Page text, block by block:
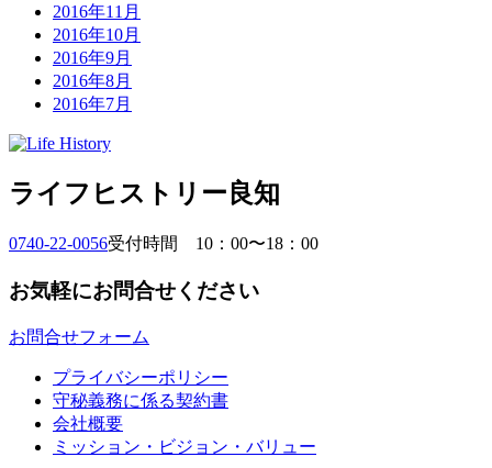
2016年11月
2016年10月
2016年9月
2016年8月
2016年7月
ライフヒストリー良知
0740-22-0056受付時間 10：00〜18：00
お気軽にお問合せください
お問合せフォーム
プライバシーポリシー
守秘義務に係る契約書
会社概要
ミッション・ビジョン・バリュー